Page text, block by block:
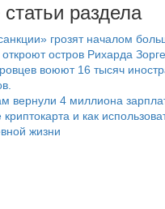
раздела
грозят началом
остров Рихарда Зорге
воюют 16 тысяч
вернули 4 миллиона
криптокарта и как
жизни